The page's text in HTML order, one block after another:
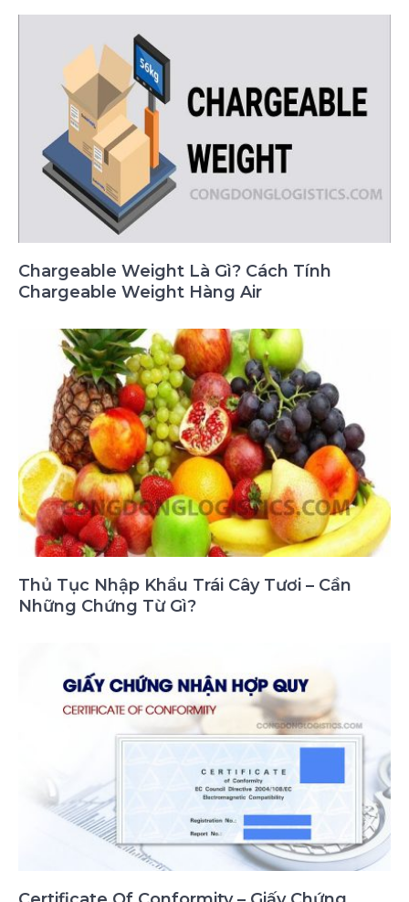
Chargeable Weight Là Gì? Cách Tính
Chargeable Weight Hàng Air
Thủ Tục Nhập Khẩu Trái Cây Tươi – Cần
Những Chứng Từ Gì?